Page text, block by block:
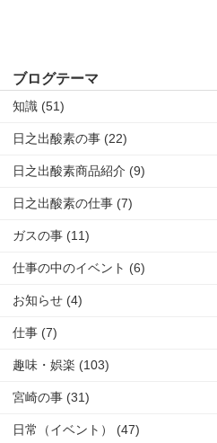
ブログテーマ
知識 (51)
日之出酸素の事 (22)
日之出酸素商品紹介 (9)
日之出酸素の仕事 (7)
ガスの事 (11)
仕事の中のイベント (6)
お知らせ (4)
仕事 (7)
趣味・娯楽 (103)
宮崎の事 (31)
日常（イベント） (47)